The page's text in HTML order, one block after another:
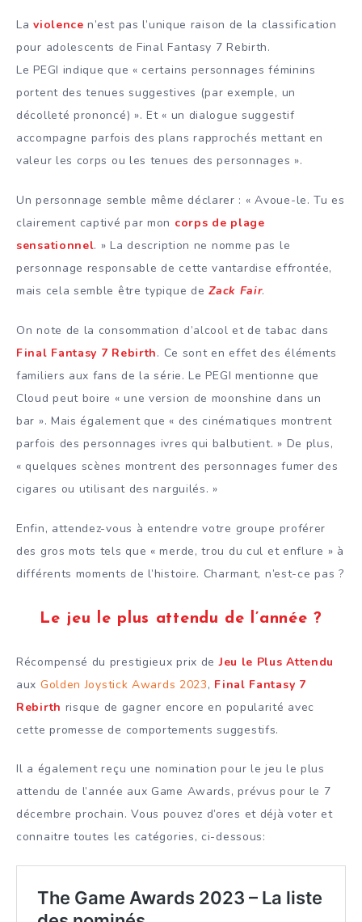
Laviolence n’est pas l’unique raison de la classification
pour adolescents de Final Fantasy 7 Rebirth.
Le PEGI indique que « certains personnages féminins
portent des tenues suggestives (par exemple, un
décolleté prononcé) ». Et « un dialogue suggestif
accompagne parfois des plans rapprochés mettant en
valeur les corps ou les tenues des personnages ».
Un personnage semble même déclarer : « Avoue-le. Tu es
clairement captivé par mon corps de plage
sensationnel. » La description ne nomme pas le
personnage responsable de cette vantardise effrontée,
mais cela semble être typique deZack Fair.
On note de la consommation d’alcool et de tabac dans
Final Fantasy 7 Rebirth. Ce sont en effet des éléments
familiers aux fans de la série. Le PEGI mentionne que
Cloud peut boire « une version de moonshine dans un
bar ». Mais également que « des cinématiques montrent
parfois des personnages ivres qui balbutient. » De plus,
« quelques scènes montrent des personnages fumer des
cigares ou utilisant des narguilés. »
Enfin, attendez-vous à entendre votre groupe proférer
des gros mots tels que « merde, trou du cul et enflure » à
différents moments de l’histoire. Charmant, n’est-ce pas ?
Le jeu le plus attendu de l’année ?
Récompensé du prestigieux prix deJeu le Plus Attendu
aux Golden Joystick Awards 2023, Final Fantasy 7
Rebirth risque de gagner encore en popularité avec
cette promesse de comportements suggestifs.
Il a également reçu une nomination pour le jeu le plus
attendu de l’année aux Game Awards, prévus pour le 7
décembre prochain. Vous pouvez d’ores et déjà voter et
connaitre toutes les catégories, ci-dessous: